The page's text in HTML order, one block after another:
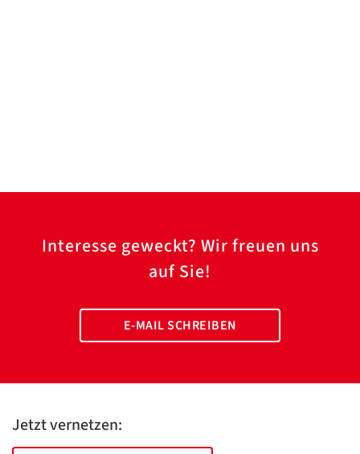
Interesse geweckt? Wir freuen uns
auf Sie!
E-MAIL SCHREIBEN
Jetzt vernetzen: